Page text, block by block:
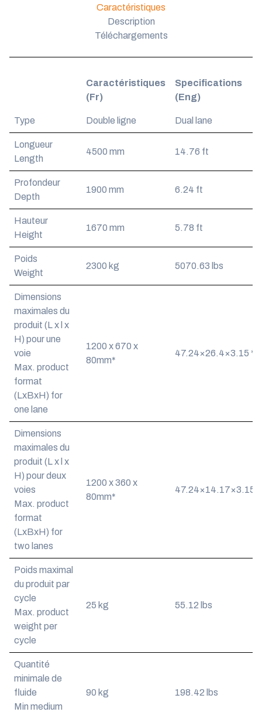
Caractéristiques
Description
Téléchargements
Caractéristiques
(Fr)
Specifications
(Eng)
Type Double ligne Dual lane
Longueur
Length
4500 mm 14.76 ft
Profondeur
Depth
1900 mm 6.24 ft
Hauteur
Height
1670 mm 5.78 ft
Poids
Weight
2300 kg 5070.63 lbs
Dimensions
maximales du
produit (L x l x
H) pour une
voie
Max. product
format
(LxBxH) for
one lane
1200 x 670 x
80mm*
47.24×26.4×3.15 *
Dimensions
maximales du
produit (L x l x
H) pour deux
voies
Max. product
format
(LxBxH) for
two lanes
1200 x 360 x
80mm*
47.24×14.17×3.15*
Poids maximal
du produit par
cycle
Max. product
weight per
cycle
25 kg 55.12 lbs
Quantité
minimale de
fluide
Min medium
90 kg 198.42 lbs